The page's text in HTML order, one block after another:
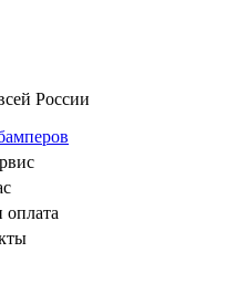
России
оплата